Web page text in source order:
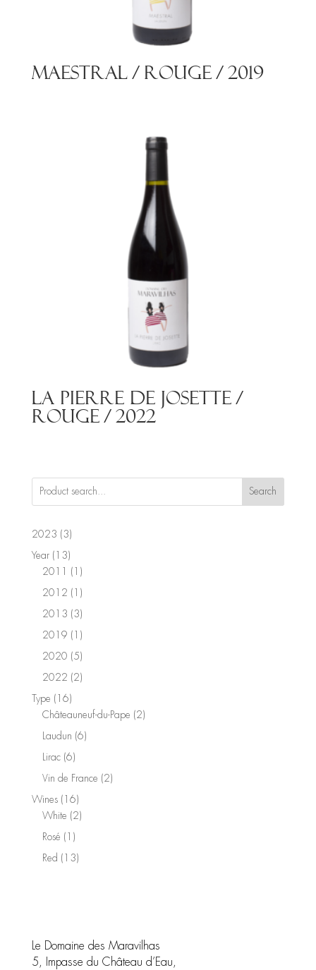
Maestral / Rouge / 2019
La Pierre de Josette /
Rouge / 2022
Search
2023 33
products
Year 1313
products
2011 1 1
product
2012 1 1
product
2013 33
products
2019 1 1
product
2020 55
products
2022 22
Type 1616
products
Châteauneuf-du-Pape 22
Laudun 66
Lirac 66
products
Vin de France 22
Wines 1616
products
White 22
Rosé 1 1
product
Red 1313
Le Domaine des Maravilhas
5, Impasse du Château d’Eau,